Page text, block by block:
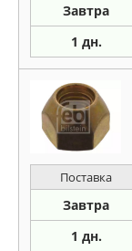
Завтра
1 дн.
Поставка
Завтра
1 дн.